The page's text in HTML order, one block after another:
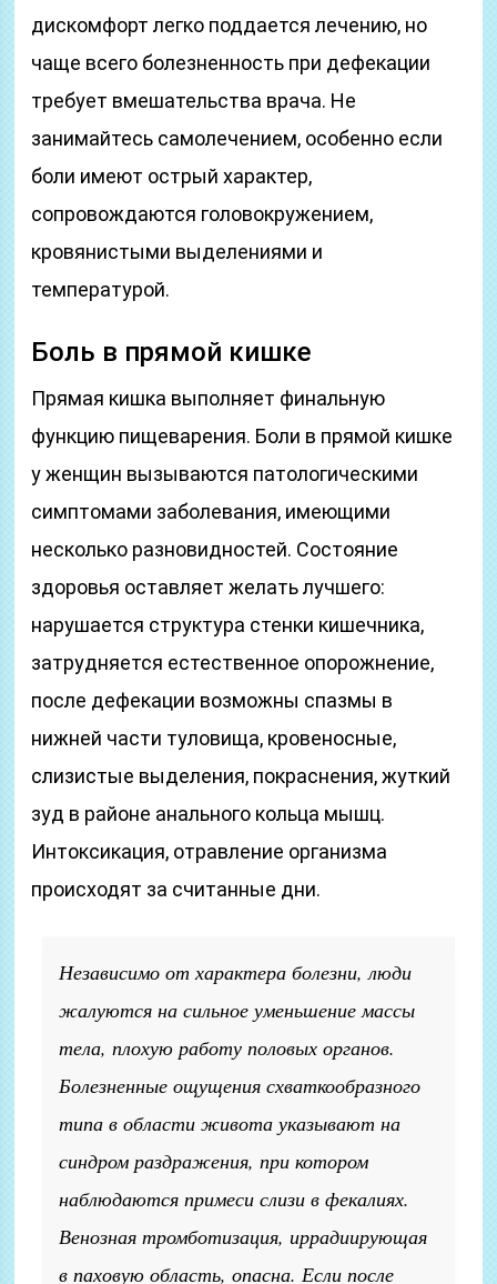
дискомфорт легко поддается лечению, но
чаще всего болезненность при дефекации
требует вмешательства врача. Не
занимайтесь самолечением, особенно если
боли имеют острый характер,
сопровождаются головокружением,
кровянистыми выделениями и
температурой.
Боль в прямой кишке
Прямая кишка выполняет финальную
функцию пищеварения. Боли в прямой кишке
у женщин вызываются патологическими
симптомами заболевания, имеющими
несколько разновидностей. Состояние
здоровья оставляет желать лучшего:
нарушается структура стенки кишечника,
затрудняется естественное опорожнение,
после дефекации возможны спазмы в
нижней части туловища, кровеносные,
слизистые выделения, покраснения, жуткий
зуд в районе анального кольца мышц.
Интоксикация, отравление организма
происходят за считанные дни.
Независимо от характера болезни, люди
жалуются на сильное уменьшение массы
тела, плохую работу половых органов.
Болезненные ощущения схваткообразного
типа в области живота указывают на
синдром раздражения, при котором
наблюдаются примеси слизи в фекалиях.
Венозная тромботизация, иррадиирующая
в паховую область, опасна. Если после